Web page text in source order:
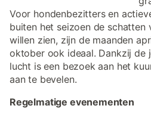
Voor hondenbezitters en
buiten het seizoen de schatten
willen zien, zijn de maanden
oktober ook ideaal. Dankzij de
lucht is een bezoek aan het
aan te bevelen.
Regelmatige evenementen